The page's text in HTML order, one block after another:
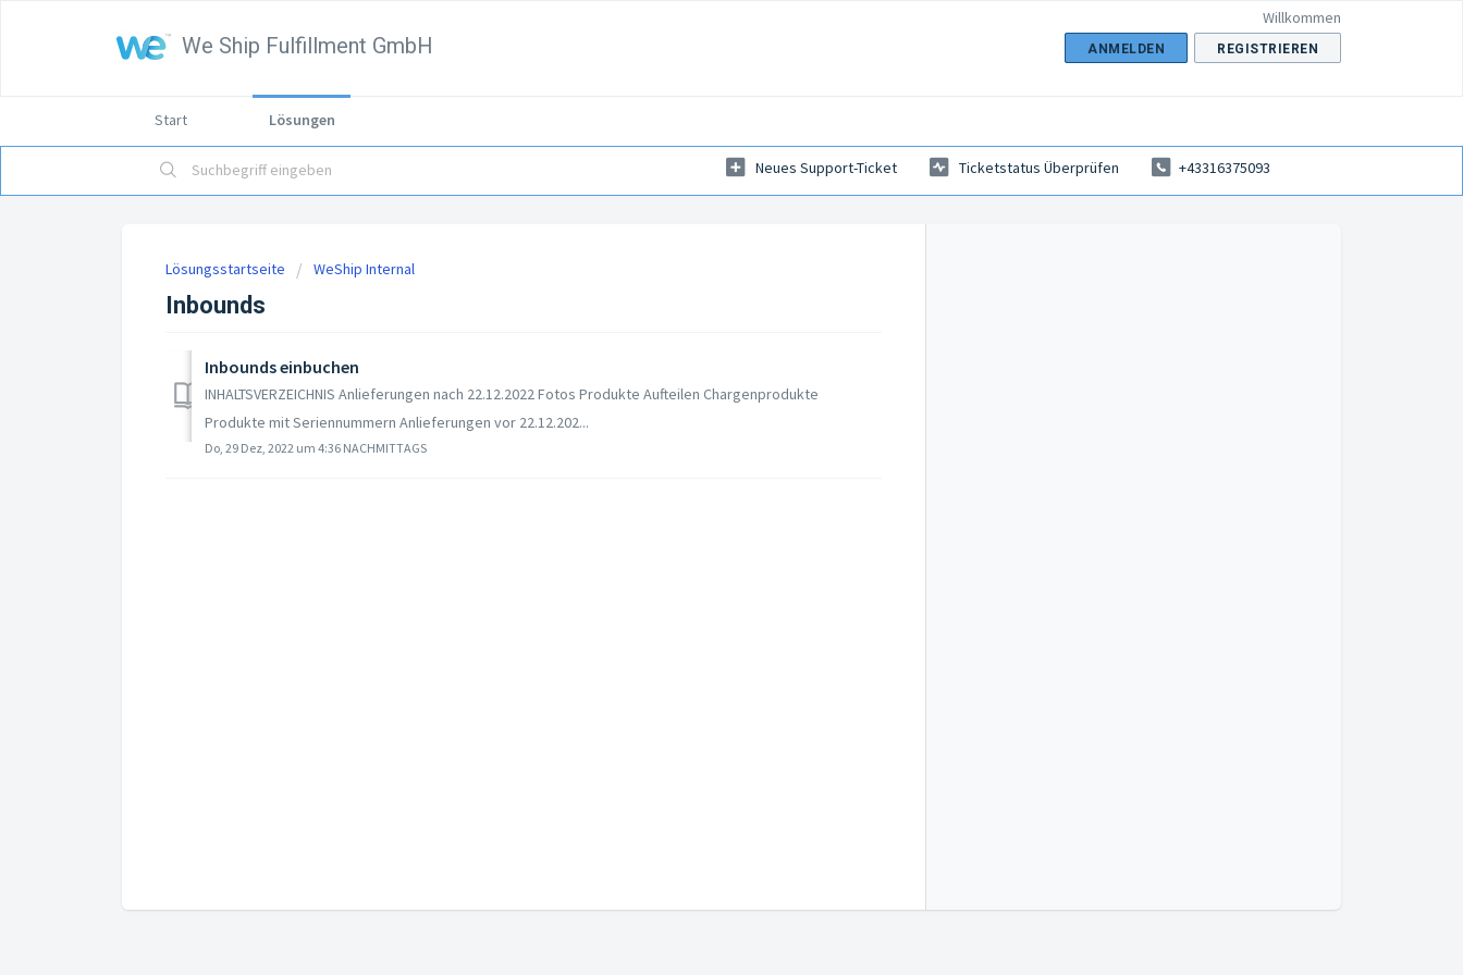
We Ship Fulfillment GmbH
Willkommen
ANMELDEN REGISTRIEREN
Start Lösungen
Neues Support-Ticket Ticketstatus Überprüfen +43316375093
Lösungsstartseite WeShip Internal
Inbounds
Inbounds einbuchen
INHALTSVERZEICHNIS Anlieferungen nach 22.12.2022 Fotos Produkte Aufteilen Chargenprodukte
Produkte mit Seriennummern Anlieferungen vor 22.12.202...
Do, 29 Dez, 2022 um 4:36 NACHMITTAGS